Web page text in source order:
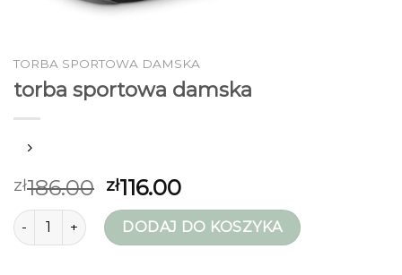
TORBA SPORTOWA DAMSKA
torba sportowa damska
zł186.00 zł116.00
ilość torba sportowa damskaDODAJ DO KOSZYKA